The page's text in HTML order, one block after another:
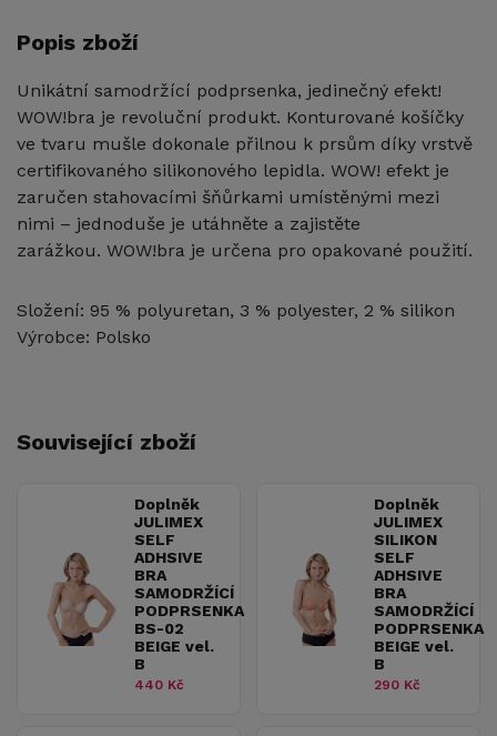
Popis zboží
Unikátní samodržící podprsenka, jedinečný efekt!
WOW!bra je revoluční produkt. Konturované košíčky
ve tvaru mušle dokonale přilnou k prsům díky vrstvě
certifikovaného silikonového lepidla. WOW! efekt je
zaručen stahovacími šňůrkami umístěnými mezi
nimi – jednoduše je utáhněte a zajistěte
zarážkou. WOW!bra je určena pro opakované použití.
Složení: 95 % polyuretan, 3 % polyester, 2 % silikon
Výrobce: Polsko
Související zboží
Doplněk
JULIMEX
SELF
ADHSIVE
BRA
SAMODRŽÍCÍ
PODPRSENKA
BS-02
BEIGE vel.
B
440 Kč
Doplněk
JULIMEX
SILIKON
SELF
ADHSIVE
BRA
SAMODRŽÍCÍ
PODPRSENKA
BEIGE vel.
B
290 Kč